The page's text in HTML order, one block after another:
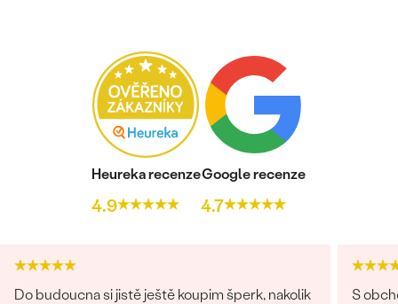
Heureka recenze
4.9
Google recenze
4.7
Do budoucna si jistě ještě koupim šperk, nakolik
S